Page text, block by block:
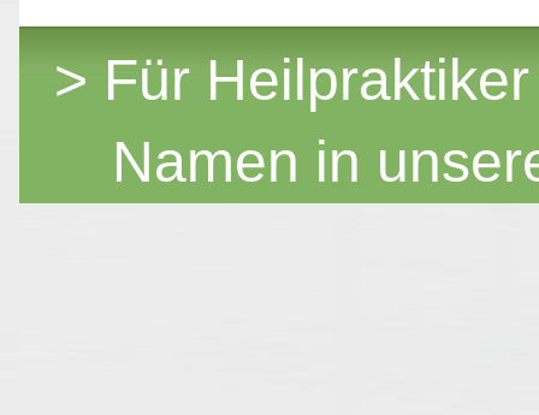
> Für
Namen in